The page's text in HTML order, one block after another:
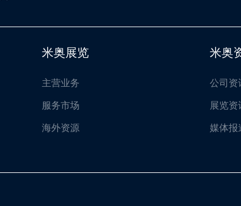
米奥展览
主营业务
服务市场
海外资源
米奥
公司资
展览资
媒体报